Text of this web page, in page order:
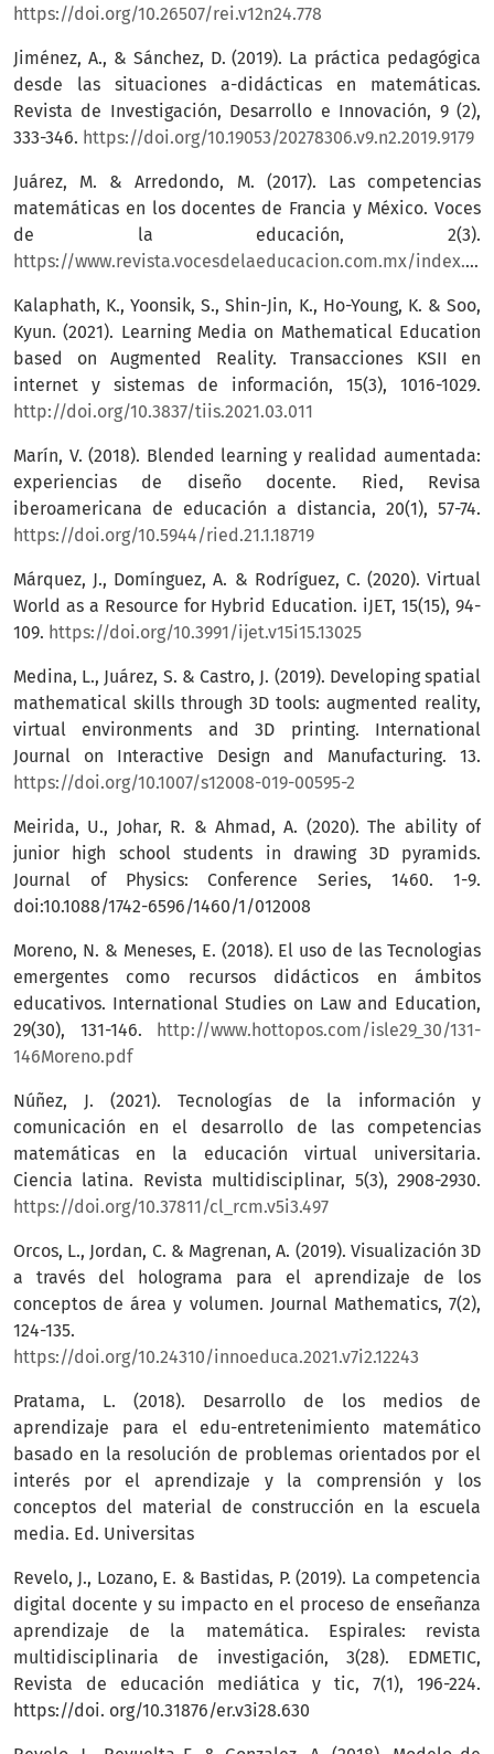
https://doi.org/10.26507/rei.v12n24.778
Jiménez, A., & Sánchez, D. (2019). La práctica pedagógica
desde las situaciones a-didácticas en matemáticas.
Revista de Investigación, Desarrollo e Innovación, 9 (2),
333-346. https://doi.org/10.19053/20278306.v9.n2.2019.9179
Juárez, M. & Arredondo, M. (2017). Las competencias
matemáticas en los docentes de Francia y México. Voces
de la educación, 2(3).
https://www.revista.vocesdelaeducacion.com.mx/index.php/voces/article/view/36
Kalaphath, K., Yoonsik, S., Shin-Jin, K., Ho-Young, K. & Soo,
Kyun. (2021). Learning Media on Mathematical Education
based on Augmented Reality. Transacciones KSII en
internet y sistemas de información, 15(3), 1016-1029.
http://doi.org/10.3837/tiis.2021.03.011
Marín, V. (2018). Blended learning y realidad aumentada:
experiencias de diseño docente. Ried, Revisa
iberoamericana de educación a distancia, 20(1), 57-74.
https://doi.org/10.5944/ried.21.1.18719
Márquez, J., Domínguez, A. & Rodríguez, C. (2020). Virtual
World as a Resource for Hybrid Education. iJET, 15(15), 94-
109. https://doi.org/10.3991/ijet.v15i15.13025
Medina, L., Juárez, S. & Castro, J. (2019). Developing spatial
mathematical skills through 3D tools: augmented reality,
virtual environments and 3D printing. International
Journal on Interactive Design and Manufacturing. 13.
https://doi.org/10.1007/s12008-019-00595-2
Meirida, U., Johar, R. & Ahmad, A. (2020). The ability of
junior high school students in drawing 3D pyramids.
Journal of Physics: Conference Series, 1460. 1-9.
doi:10.1088/1742-6596/1460/1/012008
Moreno, N. & Meneses, E. (2018). El uso de las Tecnologias
emergentes como recursos didácticos en ámbitos
educativos. International Studies on Law and Education,
29(30), 131-146.
http://www.hottopos.com/isle29_30/131-
146Moreno.pdf
Núñez, J. (2021). Tecnologías de la información y
comunicación en el desarrollo de las competencias
matemáticas en la educación virtual universitaria.
Ciencia latina. Revista multidisciplinar, 5(3), 2908-2930.
https://doi.org/10.37811/cl_rcm.v5i3.497
Orcos, L., Jordan, C. & Magrenan, A. (2019). Visualización 3D
a través del holograma para el aprendizaje de los
conceptos de área y volumen. Journal Mathematics, 7(2),
124-135.
https://doi.org/10.24310/innoeduca.2021.v7i2.12243
Pratama, L. (2018). Desarrollo de los medios de
aprendizaje para el edu-entretenimiento matemático
basado en la resolución de problemas orientados por el
interés por el aprendizaje y la comprensión y los
conceptos del material de construcción en la escuela
media. Ed. Universitas
Revelo, J., Lozano, E. & Bastidas, P. (2019). La competencia
digital docente y su impacto en el proceso de enseñanza
aprendizaje de la matemática. Espirales: revista
multidisciplinaria de investigación, 3(28). EDMETIC,
Revista de educación mediática y tic, 7(1), 196-224.
https://doi. org/10.31876/er.v3i28.630